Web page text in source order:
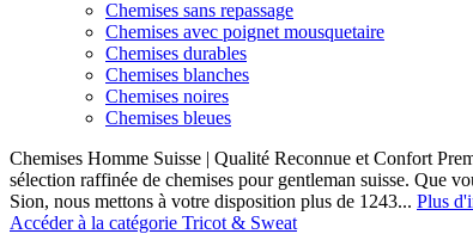
Chemises sans repassage
Chemises avec poignet mousquetaire
Chemises durables
Chemises blanches
Chemises noires
Chemises bleues
Chemises Homme Suisse | Qualité Reconnue et Confort
sélection raffinée de chemises pour gentleman suisse. Que
Sion, nous mettons à votre disposition plus de 1243... Plus
Accéder à la catégorie Tricot & Sweat